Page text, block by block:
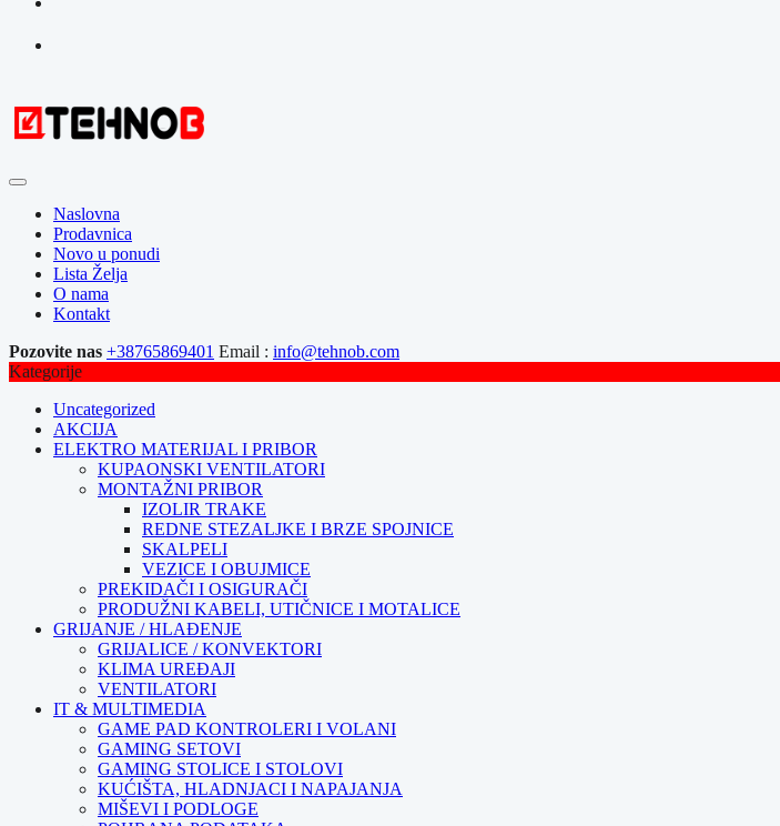
Naslovna
Prodavnica
Novo u ponudi
Lista Želja
O nama
Kontakt
Pozovite nas +38765869401 Email : info@tehnob.com
Kategorije
Uncategorized
AKCIJA
ELEKTRO MATERIJAL I PRIBOR
KUPAONSKI VENTILATORI
MONTAŽNI PRIBOR
IZOLIR TRAKE
REDNE STEZALJKE I BRZE SPOJNICE
SKALPELI
VEZICE I OBUJMICE
PREKIDAČI I OSIGURAČI
PRODUŽNI KABELI, UTIČNICE I MOTALICE
GRIJANJE / HLAĐENJE
GRIJALICE / KONVEKTORI
KLIMA UREĐAJI
VENTILATORI
IT & MULTIMEDIA
GAME PAD KONTROLERI I VOLANI
GAMING SETOVI
GAMING STOLICE I STOLOVI
KUĆIŠTA, HLADNJACI I NAPAJANJA
MIŠEVI I PODLOGE